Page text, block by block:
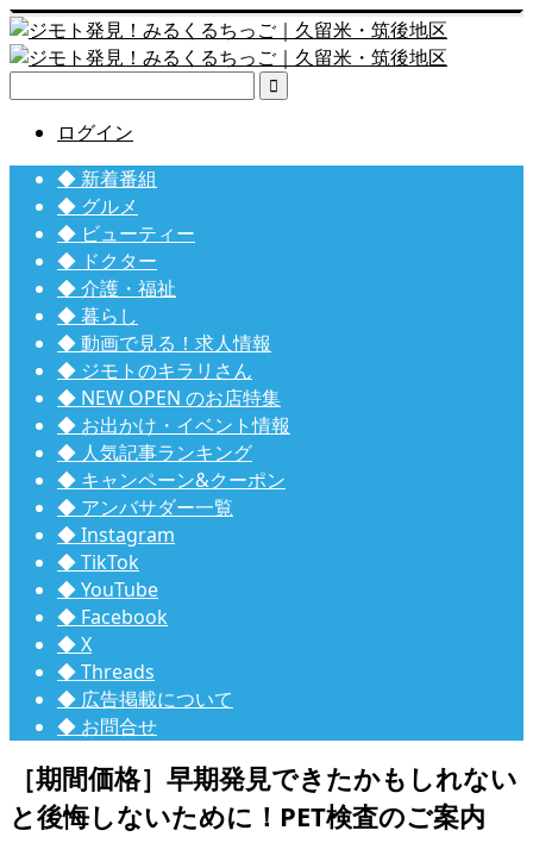

ログイン
◆ 新着番組
◆ グルメ
◆ ビューティー
◆ ドクター
◆ 介護・福祉
◆ 暮らし
◆ 動画で見る！求人情報
◆ ジモトのキラリさん
◆ NEW OPEN のお店特集
◆ お出かけ・イベント情報
◆ 人気記事ランキング
◆ キャンペーン&クーポン
◆ アンバサダー一覧
◆ Instagram
◆ TikTok
◆ YouTube
◆ Facebook
◆ X
◆ Threads
◆ 広告掲載について
◆ お問合せ
［期間価格］早期発見できたかもしれない
と後悔しないために！PET検査のご案内